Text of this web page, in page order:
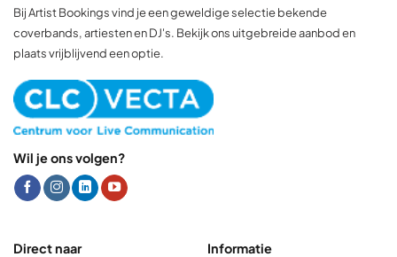
Bij Artist Bookings vind je een geweldige selectie bekende
coverbands, artiesten en DJ's. Bekijk ons uitgebreide aanbod en
plaats vrijblijvend een optie.
Wil je ons volgen?
Direct naar Informatie